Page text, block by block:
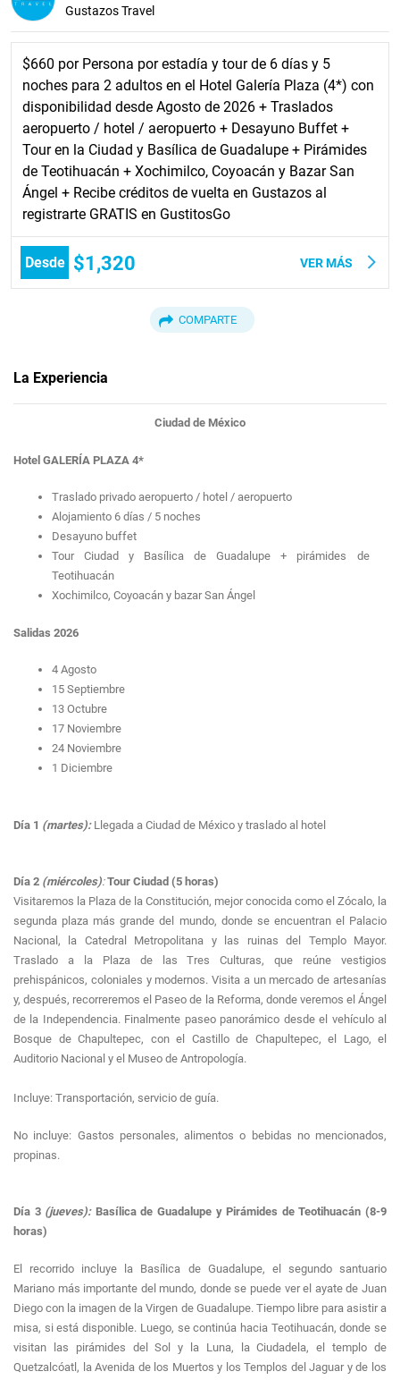
Gustazos Travel
$660 por Persona por estadía y tour de 6 días y 5
noches para 2 adultos en el Hotel Galería Plaza (4*) con
disponibilidad desde Agosto de 2026 + Traslados
aeropuerto / hotel / aeropuerto + Desayuno Buffet +
Tour en la Ciudad y Basílica de Guadalupe + Pirámides
de Teotihuacán + Xochimilco, Coyoacán y Bazar San
Ángel + Recibe créditos de vuelta en Gustazos al
registrarte GRATIS en GustitosGo
Desde $1,320 VER MÁS
COMPARTE
La Experiencia
Ciudad de México
Hotel GALERÍA PLAZA 4*
Traslado privado aeropuerto / hotel / aeropuerto
Alojamiento 6 días / 5 noches
Desayuno buffet
Tour Ciudad y Basílica de Guadalupe + pirámides de
Teotihuacán
Xochimilco, Coyoacán y bazar San Ángel
Salidas 2026
4 Agosto
15 Septiembre
13 Octubre
17 Noviembre
24 Noviembre
1 Diciembre
Día 1 (martes):Llegada a Ciudad de México y traslado al hotel
Día 2 (miércoles): Tour Ciudad (5 horas)
Visitaremos la Plaza de la Constitución, mejor conocida como el Zócalo, la
segunda plaza más grande del mundo, donde se encuentran el Palacio
Nacional, la Catedral Metropolitana y las ruinas del Templo Mayor.
Traslado a la Plaza de las Tres Culturas, que reúne vestigios
prehispánicos, coloniales y modernos. Visita a un mercado de artesanías
y, después, recorreremos el Paseo de la Reforma, donde veremos el Ángel
de la Independencia. Finalmente paseo panorámico desde el vehículo al
Bosque de Chapultepec, con el Castillo de Chapultepec, el Lago, el
Auditorio Nacional y el Museo de Antropología.
Incluye: Transportación, servicio de guía.
No incluye: Gastos personales, alimentos o bebidas no mencionados,
propinas.
Día 3 (jueves):Basílica de Guadalupe y Pirámides de Teotihuacán (8-9
horas)
El recorrido incluye la Basílica de Guadalupe, el segundo santuario
Mariano más importante del mundo, donde se puede ver el ayate de Juan
Diego con la imagen de la Virgen de Guadalupe. Tiempo libre para asistir a
misa, si está disponible. Luego, se continúa hacia Teotihuacán, donde se
visitan las pirámides del Sol y la Luna, la Ciudadela, el templo de
Quetzalcóatl, la Avenida de los Muertos y los Templos del Jaguar y de los